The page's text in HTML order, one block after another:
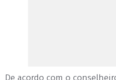
De acordo com o